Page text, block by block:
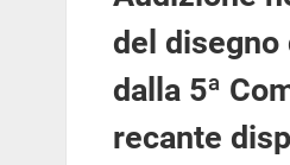
del disegno
dalla 5ª
recante